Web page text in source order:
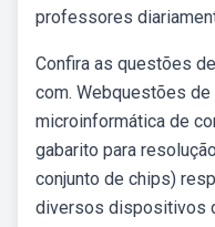
professores
Confira as questões
com. Webquestões
microinformática de
gabarito para
conjunto de chips)
diversos dispositivos